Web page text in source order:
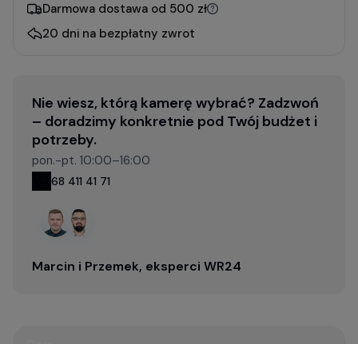
Darmowa dostawa od 500 zł
20 dni na bezpłatny zwrot
Nie wiesz, którą kamerę wybrać? Zadzwoń
– doradzimy konkretnie pod Twój budżet i
potrzeby.
pon.-pt. 10:00–16:00
68 411 41 71
Marcin i Przemek, eksperci WR24